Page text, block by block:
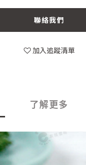
聯絡我們
加入追蹤清單
了解更多